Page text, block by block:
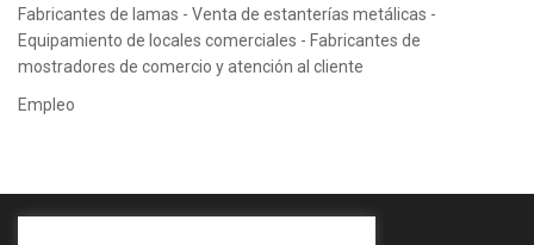
Fabricantes de lamas - Venta de estanterías metálicas -
Equipamiento de locales comerciales - Fabricantes de
mostradores de comercio y atención al cliente
Empleo